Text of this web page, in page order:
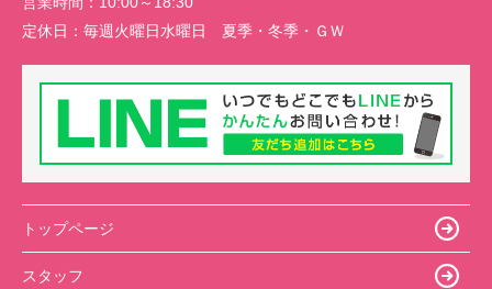
定休日： 毎週火曜日水曜日 夏季・冬季・ＧＷ
トップページ
スタッフ